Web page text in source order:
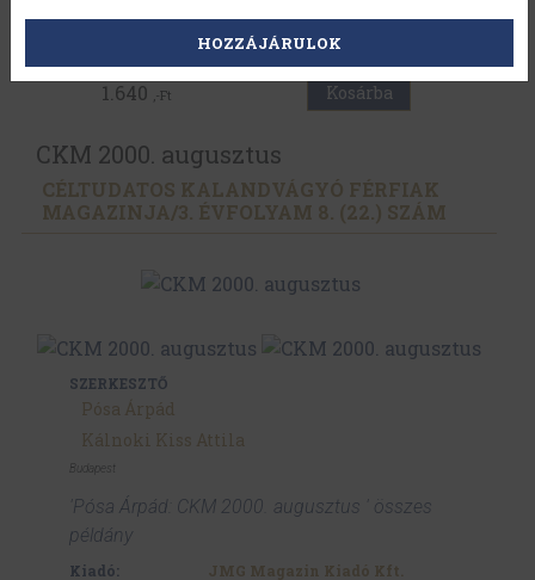
Vissza az előző oldalra
1.640 ,-Ft Kosárba
CKM 2000. augusztus
CÉLTUDATOS KALANDVÁGYÓ FÉRFIAK
MAGAZINJA/3. ÉVFOLYAM 8. (22.) SZÁM
SZERKESZTŐ
Pósa Árpád
Kálnoki Kiss Attila
Budapest
'Pósa Árpád: CKM 2000. augusztus ' összes
példány
Kiadó:
JMG Magazin Kiadó Kft.
HOZZÁJÁRULOK